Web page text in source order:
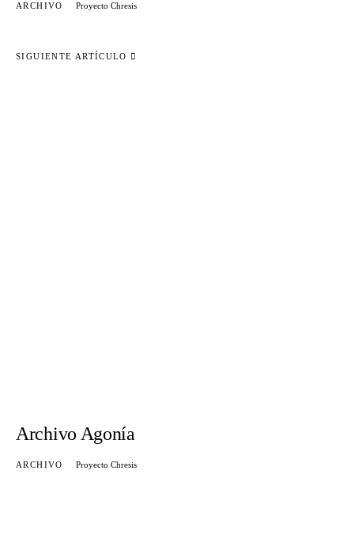
ARCHIVO Proyecto Chresis
SIGUIENTE ARTÍCULO
Archivo Agonía
ARCHIVO Proyecto Chresis